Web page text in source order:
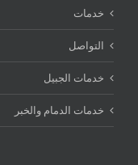
خدمات
التواصل
خدمات الجبيل
خدمات الدمام والخبر